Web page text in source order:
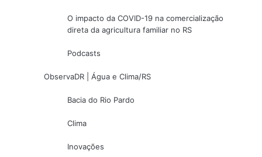
O impacto da COVID-19 na comercialização
direta da agricultura familiar no RS
Podcasts
ObservaDR | Água e Clima/RS
Bacia do Rio Pardo
Clima
Inovações